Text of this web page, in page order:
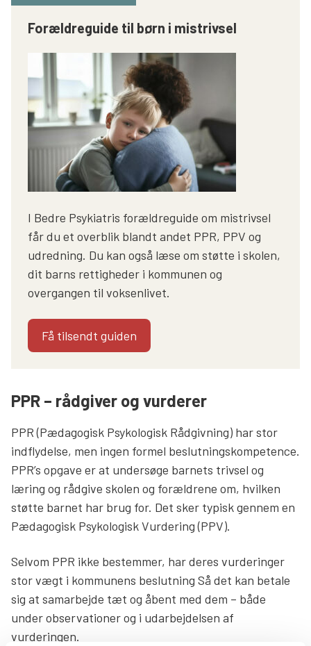
Forældreguide til børn i mistrivsel
I Bedre Psykiatris forældreguide om mistrivsel
får du et overblik blandt andet PPR, PPV og
udredning. Du kan også læse om støtte i skolen,
dit barns rettigheder i kommunen og
overgangen til voksenlivet.
Få tilsendt guiden
PPR – rådgiver og vurderer
PPR (Pædagogisk Psykologisk Rådgivning) har stor
indflydelse, men ingen formel beslutningskompetence.
PPR’s opgave er at undersøge barnets trivsel og
læring og rådgive skolen og forældrene om, hvilken
støtte barnet har brug for. Det sker typisk gennem en
Pædagogisk Psykologisk Vurdering (PPV).
Selvom PPR ikke bestemmer, har deres vurderinger
stor vægt i kommunens beslutning Så det kan betale
sig at samarbejde tæt og åbent med dem – både
under observationer og i udarbejdelsen af
vurderingen.